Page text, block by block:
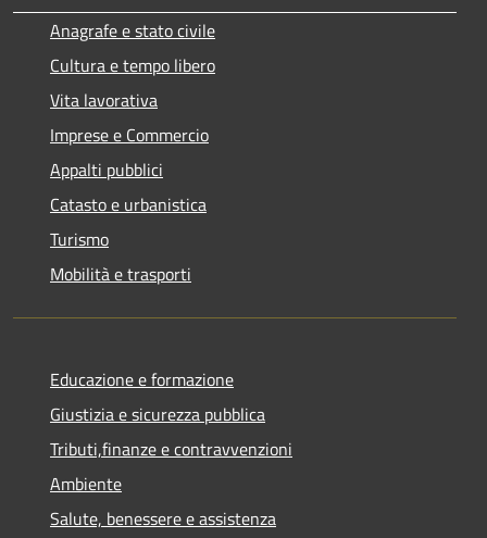
Anagrafe e stato civile
Cultura e tempo libero
Vita lavorativa
Imprese e Commercio
Appalti pubblici
Catasto e urbanistica
Turismo
Mobilità e trasporti
Educazione e formazione
Giustizia e sicurezza pubblica
Tributi,finanze e contravvenzioni
Ambiente
Salute, benessere e assistenza